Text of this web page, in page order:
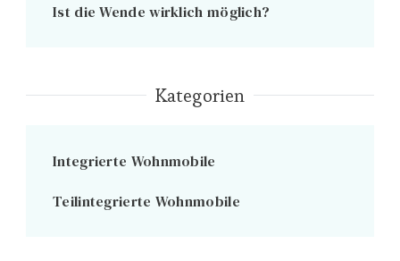
Ist die Wende wirklich möglich?
Kategorien
Integrierte Wohnmobile
Teilintegrierte Wohnmobile